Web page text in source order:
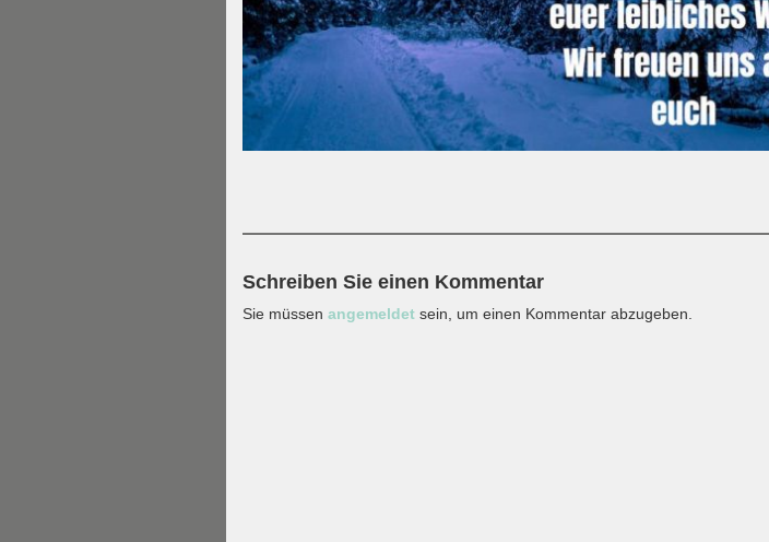
Schreiben Sie einen Kommentar
Sie müssen angemeldetsein, um einen Kommentar abzugeben.